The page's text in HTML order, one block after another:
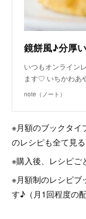
いつもオンライン
ます♡ いちかわあ
note（ノート）
※月額のブックタイ
のレシピも全て見る
※購入後、レシピご
※月額制のレシピブ
す♪（月1回程度の配